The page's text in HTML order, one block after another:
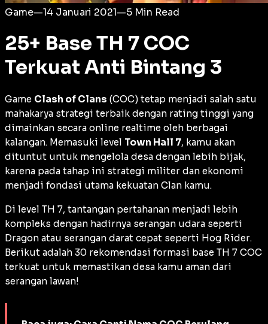
Game—14 Januari 2021—5 Min Read
25+ Base TH 7 COC
Terkuat Anti Bintang 3
Game Clash of Clans (COC) tetap menjadi salah satu
mahakarya strategi terbaik dengan rating tinggi yang
dimainkan secara online realtime oleh berbagai
kalangan. Memasuki level Town Hall 7, kamu akan
dituntut untuk mengelola desa dengan lebih bijak,
karena pada tahap ini strategi militer dan ekonomi
menjadi fondasi utama kekuatan Clan kamu.
Di level TH 7, tantangan pertahanan menjadi lebih
kompleks dengan hadirnya serangan udara seperti
Dragon atau serangan darat cepat seperti Hog Rider.
Berikut adalah 30 rekomendasi formasi base TH 7 COC
terkuat untuk memastikan desa kamu aman dari
serangan lawan!